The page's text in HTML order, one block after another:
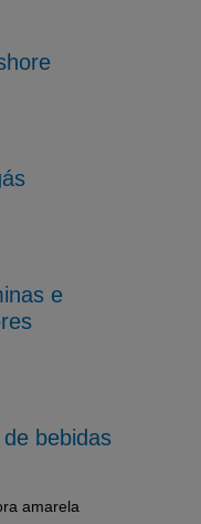
e
bebidas